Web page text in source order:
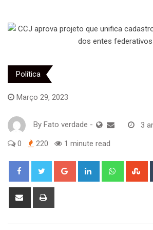
Política
Março 29, 2023
By Fato verdade - 3
0 220 1 minute read
Google+ LinkedIn Whatsapp
Share